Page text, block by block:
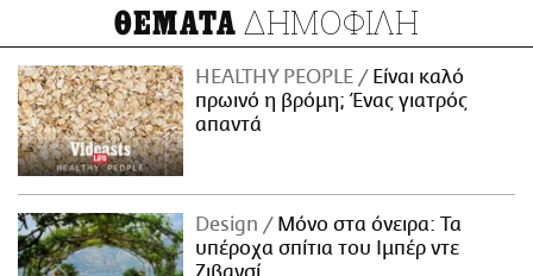
ΘΕΜΑΤΑ ΔΗΜΟΦΙΛΗ
HEALTHY PEOPLE
Είναι καλό
πρωινό η βρόμη; Ένας γιατρός
απαντά
Design
Μόνο στα όνειρα: Τα
υπέροχα σπίτια του Ιμπέρ ντε